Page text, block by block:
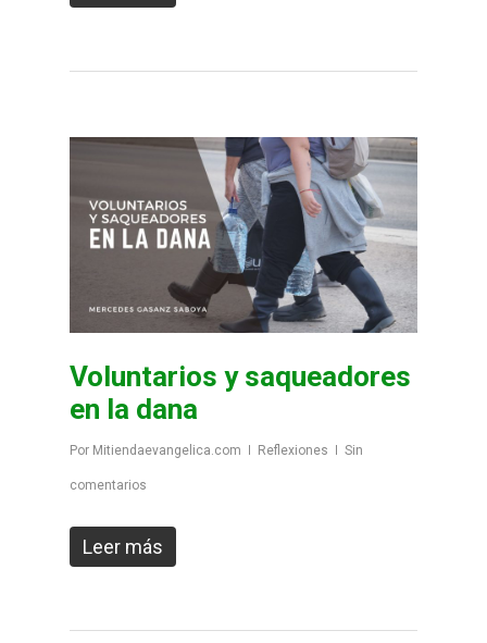
Voluntarios y saqueadores
en la dana
Por Mitiendaevangelica.com Reflexiones Sin
comentarios
Leer más